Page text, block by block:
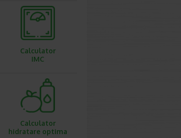
Calculator
IMC
Calculator
hidratare optima